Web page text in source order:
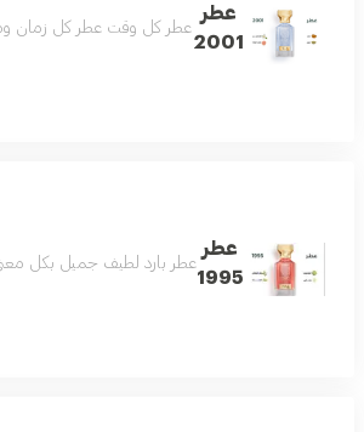
عطر
2001
عطر كل وقت عطر كل زمان
عطر
1995
عطر بارد لطيف جميل بكل